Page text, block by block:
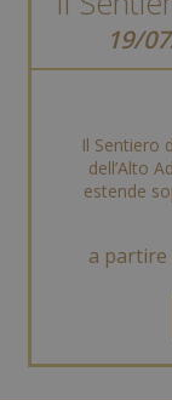
19/
Il Sentiero
dell’Alto
estende
a partire